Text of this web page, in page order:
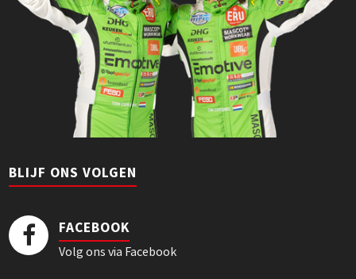
BLIJF ONS VOLGEN
FACEBOOK
Volg ons via Facebook